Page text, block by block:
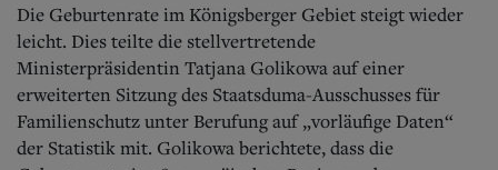
Start
Wer wir sind
Aktuelle Ausgabe
Abonnenten-Login
Abonnent werden
Abo Prämien
Die Geburtenrate im Königsberger Gebiet steigt wieder
leicht. Dies teilte die stellvertretende
Ministerpräsidentin Tatjana Golikowa auf einer
erweiterten Sitzung des Staatsduma-Ausschusses für
Familienschutz unter Berufung auf „vorläufige Daten“
der Statistik mit. Golikowa berichtete, dass die